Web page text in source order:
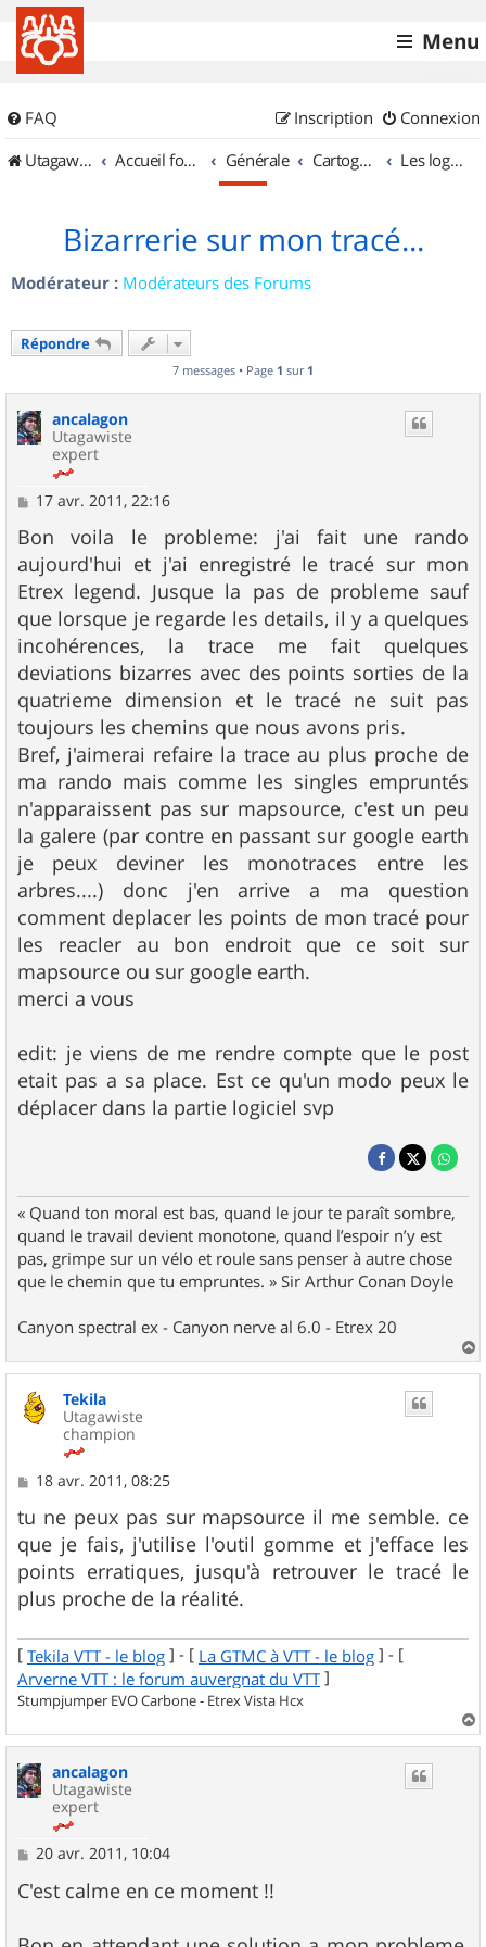
Menu
FAQ Connexion
Inscription
UtagawaVTT (Randos VTT et VTTAE avec traces GPS)
Accueil forum Générale Cartographie et GPS Les logiciels
Bizarrerie sur mon tracé...
Modérateur : Modérateurs des Forums
Répondre
7 messages • Page 1 sur 1
ancalagon
Utagawiste
expert
M
s
s
a
g
e
17 avr. 2011, 22:16
Bon voila le probleme: j'ai fait une rando
aujourd'hui et j'ai enregistré le tracé sur mon
Etrex legend. Jusque la pas de probleme sauf
que lorsque je regarde les details, il y a quelques
incohérences, la trace me fait quelques
deviations bizarres avec des points sorties de la
quatrieme dimension et le tracé ne suit pas
toujours les chemins que nous avons pris.
Bref, j'aimerai refaire la trace au plus proche de
ma rando mais comme les singles empruntés
n'apparaissent pas sur mapsource, c'est un peu
la galere (par contre en passant sur google earth
je peux deviner les monotraces entre les
arbres....) donc j'en arrive a ma question
comment deplacer les points de mon tracé pour
les reacler au bon endroit que ce soit sur
mapsource ou sur google earth.
merci a vous
edit: je viens de me rendre compte que le post
etait pas a sa place. Est ce qu'un modo peux le
déplacer dans la partie logiciel svp
« Quand ton moral est bas, quand le jour te paraît sombre,
quand le travail devient monotone, quand l’espoir n’y est
pas, grimpe sur un vélo et roule sans penser à autre chose
que le chemin que tu empruntes. » Sir Arthur Conan Doyle
Canyon spectral ex - Canyon nerve al 6.0 - Etrex 20
a
u
Tekila
Utagawiste
champion
M
s
s
a
g
e
18 avr. 2011, 08:25
tu ne peux pas sur mapsource il me semble. ce
que je fais, j'utilise l'outil gomme et j'efface les
points erratiques, jusqu'à retrouver le tracé le
plus proche de la réalité.
[ Tekila VTT - le blog ] - [ La GTMC à VTT - le blog ] - [
Arverne VTT : le forum auvergnat du VTT ]
Stumpjumper EVO Carbone - Etrex Vista Hcx
a
ancalagon
Utagawiste
expert
M
s
s
g
20 avr. 2011, 10:04
C'est calme en ce moment !!